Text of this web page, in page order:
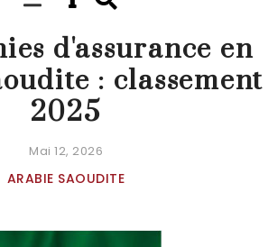
COMPAGNIE
d'assurance en
: classement
2025
Mai 12, 2026
ARABIE SAOUDITE